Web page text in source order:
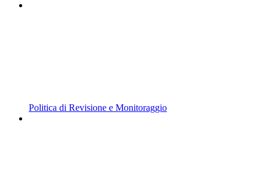
Politica di Revisione e Monitoraggio